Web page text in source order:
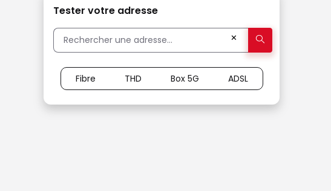
Tester votre adresse
✕
Fibre THD Box 5G ADSL